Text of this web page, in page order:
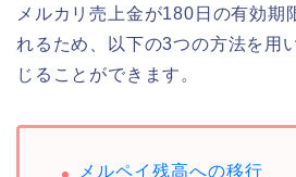
メルカリ売上金が180日の有効期
れるため、以下の3つの方法を用
じることができます。
メルペイ残高への移行